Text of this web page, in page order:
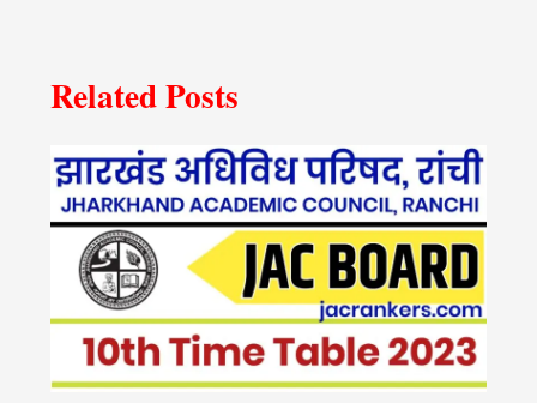
Related Posts